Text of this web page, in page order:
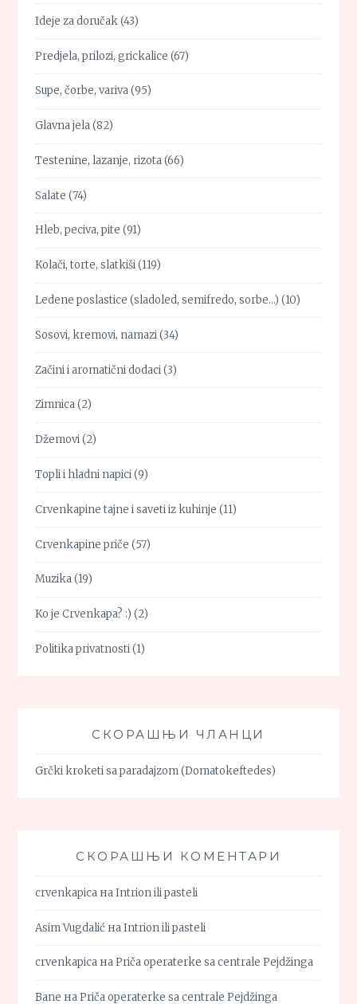
Ideje za doručak(43)
Predjela, prilozi, grickalice (67)
Supe, čorbe, variva(95)
Glavna jela(82)
Testenine, lazanje, rizota(66)
Salate (74)
Hleb, peciva, pite (91)
Kolači, torte, slatkiši(119)
Ledene poslastice (sladoled, semifredo, sorbe…) (10)
Sosovi, kremovi, namazi(34)
Začini i aromatični dodaci(3)
Zimnica(2)
Džemovi(2)
Topli i hladni napici(9)
Crvenkapine tajne i saveti iz kuhinje (11)
Crvenkapine priče (57)
Muzika(19)
Ko je Crvenkapa? :) (2)
Politika privatnosti(1)
СКОРАШЊИ ЧЛАНЦИ
Grčki kroketi sa paradajzom (Domatokeftedes)
СКОРАШЊИ КОМЕНТАРИ
crvenkapica наIntrion ili pasteli
Asim Vugdalić наIntrion ili pasteli
crvenkapica наPriča operaterke sa centrale Pejdžinga
Bane наPriča operaterke sa centrale Pejdžinga